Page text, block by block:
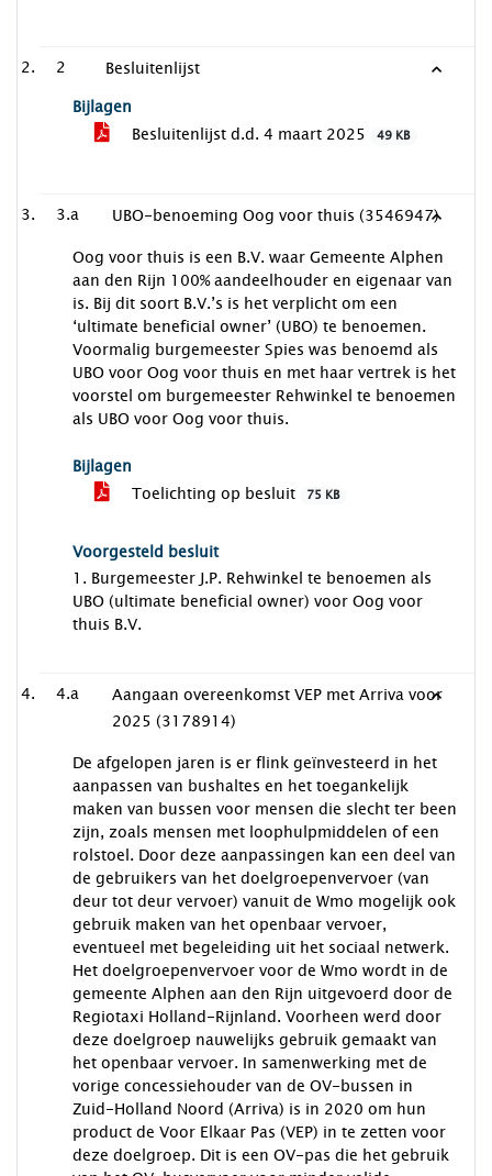
2
Besluitenlijst
Bijlagen
Besluitenlijst d.d. 4 maart 2025
49 KB
3.a
UBO-benoeming Oog voor thuis (3546947)
Oog voor thuis is een B.V. waar Gemeente Alphen
aan den Rijn 100% aandeelhouder en eigenaar van
is. Bij dit soort B.V.’s is het verplicht om een
‘ultimate beneficial owner’ (UBO) te benoemen.
Voormalig burgemeester Spies was benoemd als
UBO voor Oog voor thuis en met haar vertrek is het
voorstel om burgemeester Rehwinkel te benoemen
als UBO voor Oog voor thuis.
Bijlagen
Toelichting op besluit
75 KB
Voorgesteld besluit
1. Burgemeester J.P. Rehwinkel te benoemen als
UBO (ultimate beneficial owner) voor Oog voor
thuis B.V.
4.a
Aangaan overeenkomst VEP met Arriva voor
2025 (3178914)
De afgelopen jaren is er flink geïnvesteerd in het
aanpassen van bushaltes en het toegankelijk
maken van bussen voor mensen die slecht ter been
zijn, zoals mensen met loophulpmiddelen of een
rolstoel. Door deze aanpassingen kan een deel van
de gebruikers van het doelgroepenvervoer (van
deur tot deur vervoer) vanuit de Wmo mogelijk ook
gebruik maken van het openbaar vervoer,
eventueel met begeleiding uit het sociaal netwerk.
Het doelgroepenvervoer voor de Wmo wordt in de
gemeente Alphen aan den Rijn uitgevoerd door de
Regiotaxi Holland-Rijnland. Voorheen werd door
deze doelgroep nauwelijks gebruik gemaakt van
het openbaar vervoer. In samenwerking met de
vorige concessiehouder van de OV-bussen in
Zuid-Holland Noord (Arriva) is in 2020 om hun
product de Voor Elkaar Pas (VEP) in te zetten voor
deze doelgroep. Dit is een OV-pas die het gebruik